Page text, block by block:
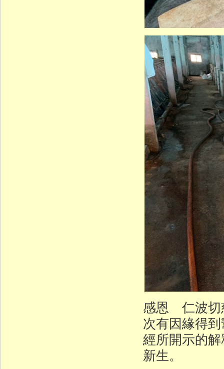
感恩 仁波切
次有因緣得
經所開示的
新生。